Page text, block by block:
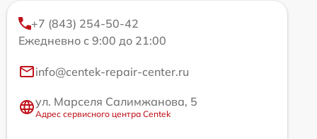
+7 (843) 254-50-42
Ежедневно с 9:00 до 21:00
info@centek-repair-center.ru
ул. Марселя Салимжанова, 5
Адрес сервисного центра Centek